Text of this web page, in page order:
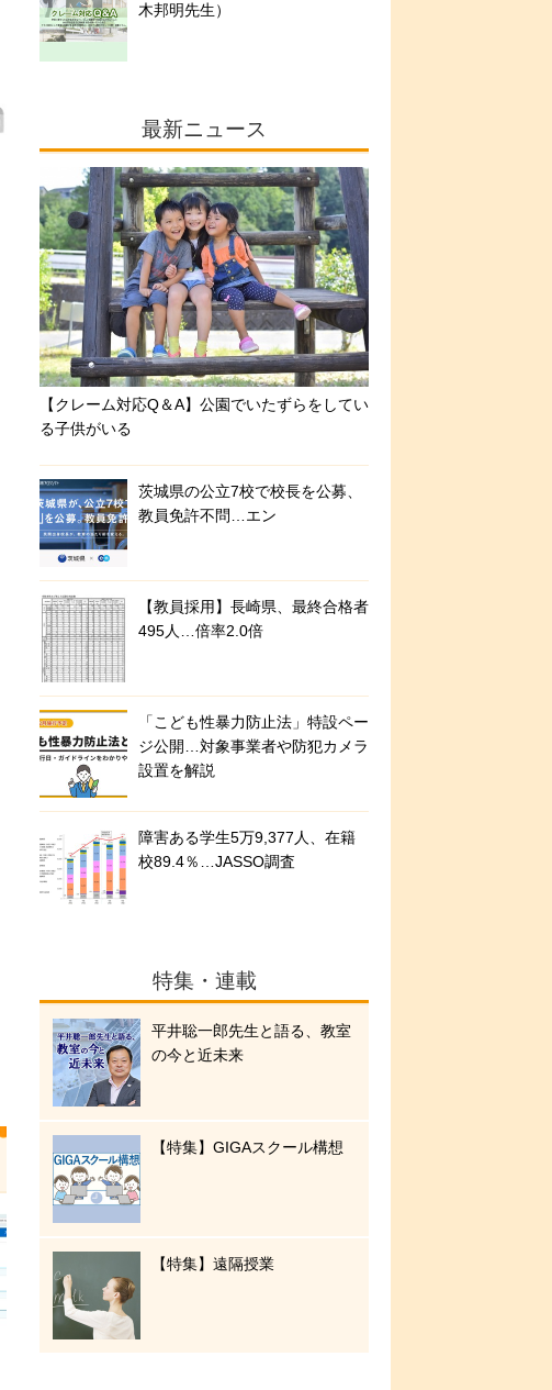
木邦明先生）
最新ニュース
【クレーム対応Q＆A】公園でいたずらをしてい
る子供がいる
茨城県の公立7校で校長を公募、
教員免許不問…エン
【教員採用】長崎県、最終合格者
495人…倍率2.0倍
「こども性暴力防止法」特設ペー
ジ公開…対象事業者や防犯カメラ
設置を解説
障害ある学生5万9,377人、在籍
校89.4％…JASSO調査
特集・連載
平井聡一郎先生と語る、教室
の今と近未来
【特集】GIGAスクール構想
【特集】遠隔授業